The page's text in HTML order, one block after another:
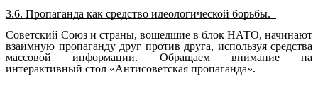
3.6. Пропаганда как средство идеологической борьбы.
Советский Союз и страны, вошедшие в блок НАТО, начинают
взаимную пропаганду друг против друга, используя средства
массовой информации. Обращаем внимание на
интерактивный стол «Антисоветская пропаганда».